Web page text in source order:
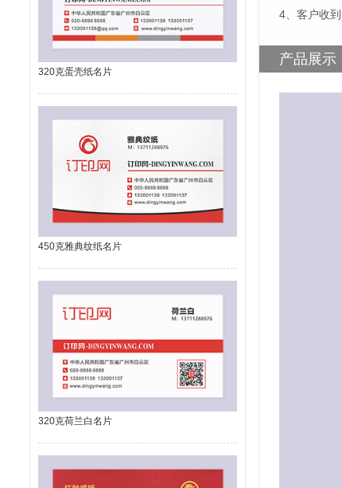
320克蛋壳纸名片
450克雅典纹纸名片
320克荷兰白名片
4、客户收
产品展示